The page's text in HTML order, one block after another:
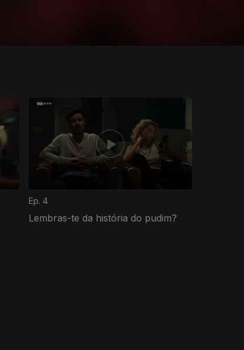
Ep. 4
Lembras-te da história do pudim?